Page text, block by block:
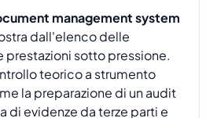
management system
dall'elenco delle
prestazioni sotto pressione.
teorico a strumento
la preparazione di un audit
di evidenze da terze parti e